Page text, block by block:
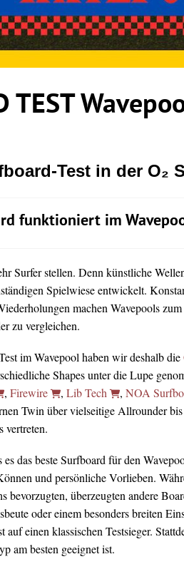
TEST
Test in der O₂
funktioniert im
Surfer stellen. Denn künstliche
Spielwiese entwickelt.
machen Wavepools
zu vergleichen.
im Wavepool haben wir deshalb die
Shapes unter die Lupe
, Firewire , Lib Tech , NOA
Twin über vielseitige Allrounder
vertreten.
das beste Surfboard für den
und persönliche Vorlieben.
bevorzugten, überzeugten andere
oder einem besonders breiten
einen klassischen Testsieger.
am besten geeignet ist.